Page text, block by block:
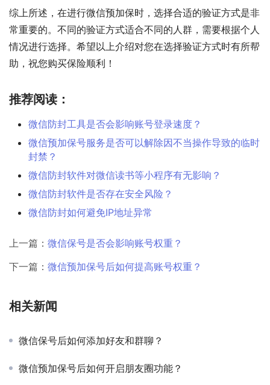
综上所述，在进行微信预加保时，选择合适的验证方式是非
常重要的。不同的验证方式适合不同的人群，需要根据个人
情况进行选择。希望以上介绍对您在选择验证方式时有所帮
助，祝您购买保险顺利！
推荐阅读：
微信防封工具是否会影响账号登录速度？
微信预加保号服务是否可以解除因不当操作导致的临时
封禁？
微信防封软件对微信读书等小程序有无影响？
微信防封软件是否存在安全风险？
微信防封如何避免IP地址异常
上一篇： 微信保号是否会影响账号权重？
下一篇： 微信预加保号后如何提高账号权重？
相关新闻
微信保号后如何添加好友和群聊？
微信预加保号后如何开启朋友圈功能？